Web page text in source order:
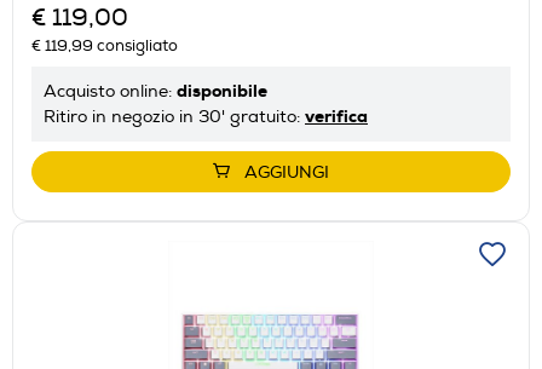
€ 119,00
€ 119,99 consigliato
Acquisto online: disponibile
Ritiro in negozio in 30' gratuito: verifica
AGGIUNGI